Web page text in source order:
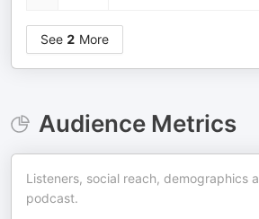
See 2 More
Audience Metrics
Listeners, social reach, demographics
podcast.